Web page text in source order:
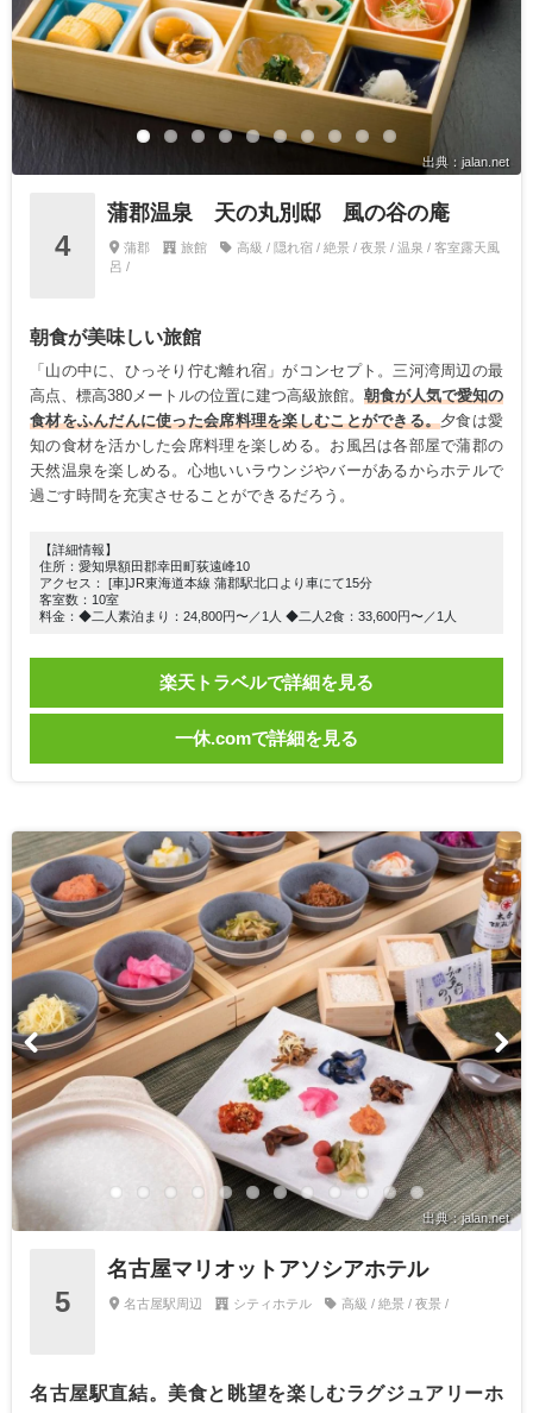
出典：jalan.net
4
蒲郡温泉 天の丸別邸 風の谷の庵
蒲郡 旅館
高級 / 隠れ宿 / 絶景 / 夜景 / 温泉 / 客室露天風
呂 /
朝食が美味しい旅館
「山の中に、ひっそり佇む離れ宿」がコンセプト。三河湾周辺の最
高点、標高380メートルの位置に建つ高級旅館。朝食が人気で愛知の
食材をふんだんに使った会席料理を楽しむことができる。夕食は愛
知の食材を活かした会席料理を楽しめる。お風呂は各部屋で蒲郡の
天然温泉を楽しめる。心地いいラウンジやバーがあるからホテルで
過ごす時間を充実させることができるだろう。
【詳細情報】
住所：愛知県額田郡幸田町荻遠峰10
アクセス： [車]JR東海道本線 蒲郡駅北口より車にて15分
客室数：10室
料金：◆二人素泊まり：24,800円〜／1人 ◆二人2食：33,600円〜／1人
楽天トラベルで詳細を見る
一休.comで詳細を見る
出典：jalan.net
5
名古屋マリオットアソシアホテル
名古屋駅周辺 シティホテル 高級 / 絶景 / 夜景 /
名古屋駅直結。美食と眺望を楽しむラグジュアリーホ